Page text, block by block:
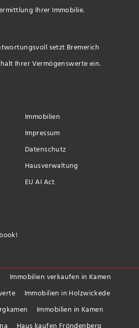
Ihrer Immobilie.
setzt Bremerich
Ihrer Vermögenswerte ein.
Immobilien
Impressum
Datenschutz
Hausverwaltung
EU AI Act
Immobilien verkaufen in Kamen
Immobilien in Holzwickede
Immobilien in Kamen